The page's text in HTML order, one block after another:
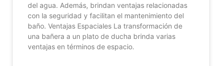
del agua. Además, brindan ventajas relacionadas
con la seguridad y facilitan el mantenimiento del
baño. Ventajas Espaciales La transformación de
una bañera a un plato de ducha brinda varias
ventajas en términos de espacio.